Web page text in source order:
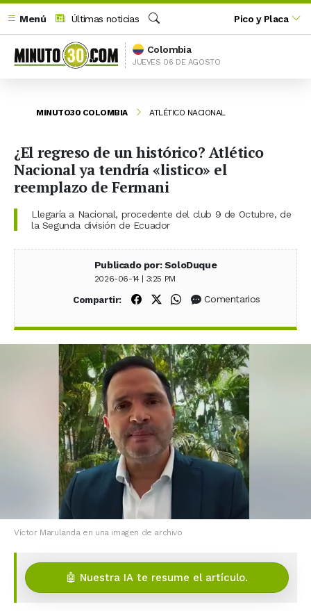
Menú
Últimas noticias
Buscar
Pico y Placa
Colombia
JUEVES 06 DE AGOSTO
MINUTO30 COLOMBIA ATLÉTICO NACIONAL
¿El regreso de un histórico? Atlético
Nacional ya tendría «listico» el
reemplazo de Fermani
Llegaría a Nacional, procedente del club 9 de Octubre, de
la Segunda división de Ecuador
Publicado por: SoloDuque
2026-06-14 | 3:25 PM
Compartir: Compartir en Facebook
Compartir en X (Twitter)
Compartir en WhatsApp
Comentarios
Víctor Marulanda en una imagen de archivo
🤖 Nuestra IA te resume el artículo.